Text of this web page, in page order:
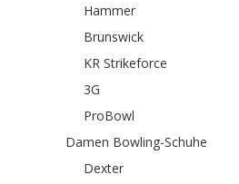
Hammer
Brunswick
KR Strikeforce
3G
ProBowl
Damen Bowling-Schuhe
Dexter